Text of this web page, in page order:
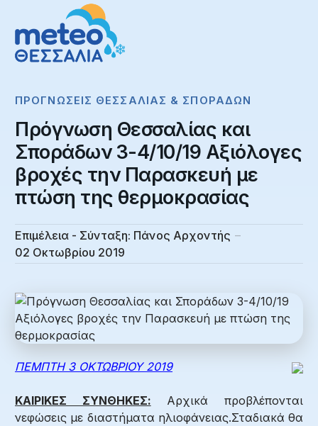
ΠΡΟΓΝΏΣΕΙΣ ΘΕΣΣΑΛΊΑΣ & ΣΠΟΡΆΔΩΝ
Πρόγνωση Θεσσαλίας και
Σποράδων 3-4/10/19 Αξιόλογες
βροχές την Παρασκευή με
πτώση της θερμοκρασίας
Επιμέλεια - Σύνταξη: Πάνος Αρχοντής
02 Οκτωβρίου 2019
ΠΕΜΠΤΗ 3 ΟΚΤΩΒΡΙΟΥ 2019
ΚΑΙΡΙΚΕΣ ΣΥΝΘΗΚΕΣ: Αρχικά προβλέπονται
νεφώσεις με διαστήματα ηλιοφάνειας.Σταδιακά θα